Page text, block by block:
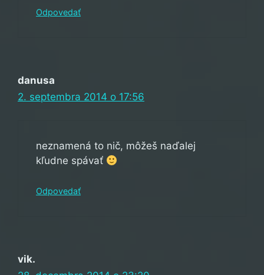
Odpovedať
danusa
2. septembra 2014 o 17:56
neznamená to nič, môžeš naďalej
kľudne spávať
Odpovedať
vik.